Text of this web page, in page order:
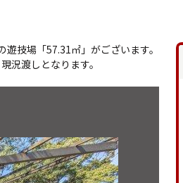
技場「57.31㎡」がございます。
況渡しとなります。